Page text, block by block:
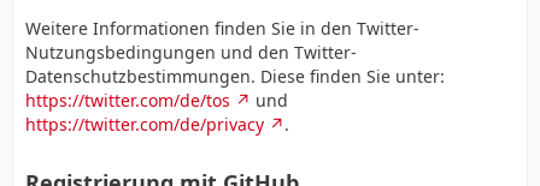
Weitere Informationen finden Sie in den Twitter-
Nutzungsbedingungen und den Twitter-
Datenschutzbestimmungen. Diese finden Sie unter:
https://twitter.com/de/tos
und
https://twitter.com/de/privacy
.